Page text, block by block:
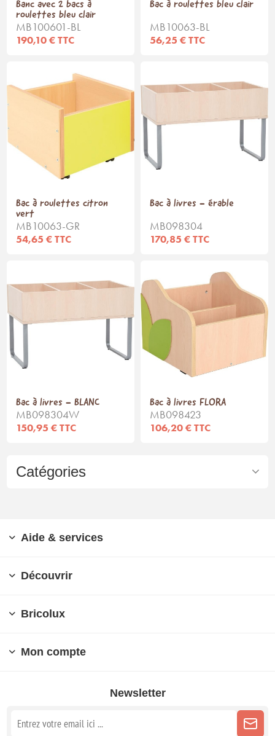
Catégories
Banc avec 2 bacs à
roulettes bleu clair
MB100601-BL
190,10 € TTC
Bac à roulettes bleu clair
MB10063-BL
56,25 € TTC
Bac à roulettes citron
vert
MB10063-GR
54,65 € TTC
Bac à livres - érable
MB098304
170,85 € TTC
Bac à livres - BLANC
MB098304W
150,95 € TTC
Bac à livres FLORA
MB098423
106,20 € TTC
Aide & services
Découvrir
Bricolux
Mon compte
Newsletter